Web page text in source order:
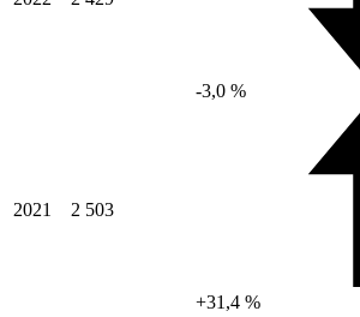
-3,0 %
2021 2 503
+31,4 %